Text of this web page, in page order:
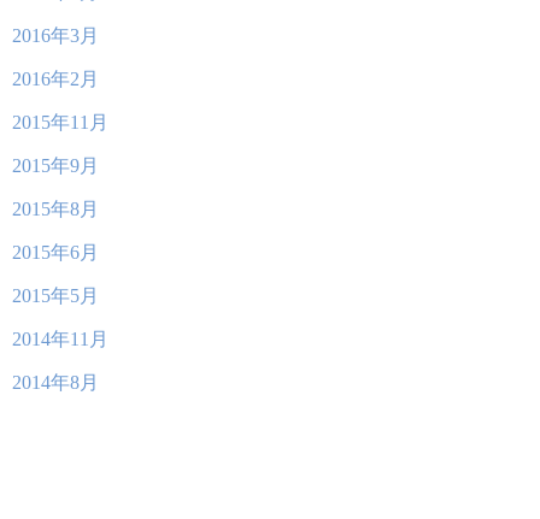
2016年3月
2016年2月
2015年11月
2015年9月
2015年8月
2015年6月
2015年5月
2014年11月
2014年8月